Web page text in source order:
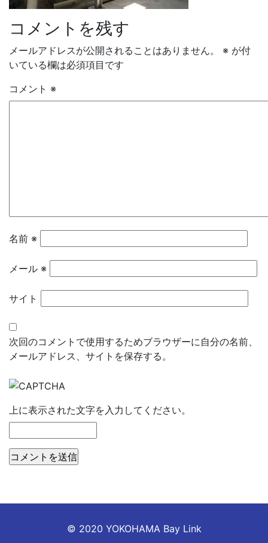
コメントを残す
メールアドレスが公開されることはありません。 ※ が付
いている欄は必須項目です
コメント ※
名前 ※
メール ※
サイト
次回のコメントで使用するためブラウザーに自分の名前、
メールアドレス、サイトを保存する。
上に表示された文字を入力してください。
© 2020 YOKOHAMA Bay Link